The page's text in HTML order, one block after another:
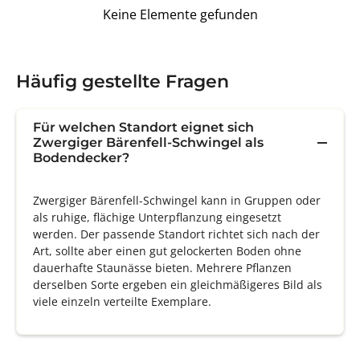
Keine Elemente gefunden
Häufig gestellte Fragen
Für welchen Standort eignet sich
Zwergiger Bärenfell-Schwingel als
Bodendecker?
Zwergiger Bärenfell-Schwingel kann in Gruppen oder
als ruhige, flächige Unterpflanzung eingesetzt
werden. Der passende Standort richtet sich nach der
Art, sollte aber einen gut gelockerten Boden ohne
dauerhafte Staunässe bieten. Mehrere Pflanzen
derselben Sorte ergeben ein gleichmäßigeres Bild als
viele einzeln verteilte Exemplare.